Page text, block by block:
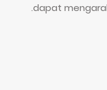
dapat